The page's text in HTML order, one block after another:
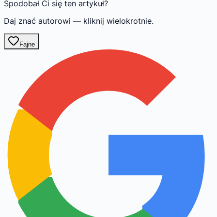
Spodobał Ci się ten artykuł?
Daj znać autorowi — kliknij wielokrotnie.
Fajne